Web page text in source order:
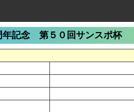
年記念 第５０回サンスポ杯